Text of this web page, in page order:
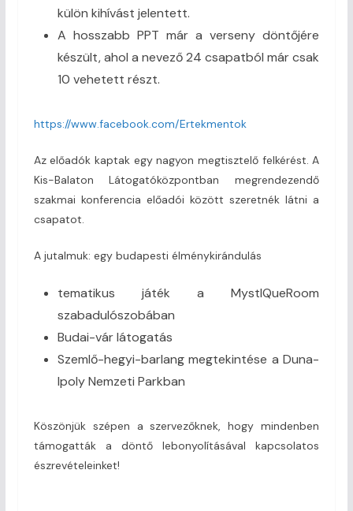
külön kihívást jelentett.
A hosszabb PPT már a verseny döntőjére
készült, ahol a nevező 24 csapatból már csak
10 vehetett részt.
https://www.facebook.com/Ertekmentok
Az előadók kaptak egy nagyon megtisztelő felkérést. A
Kis-Balaton Látogatóközpontban megrendezendő
szakmai konferencia előadói között szeretnék látni a
csapatot.
A jutalmuk: egy budapesti élménykirándulás
tematikus játék a MystlQueRoom
szabadulószobában
Budai-vár látogatás
Szemlő-hegyi-barlang megtekintése a Duna-
Ipoly Nemzeti Parkban
Köszönjük szépen a szervezőknek, hogy mindenben
támogatták a döntő lebonyolításával kapcsolatos
észrevételeinket!